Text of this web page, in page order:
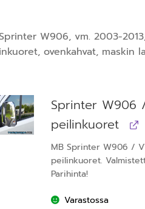
W906, vm. 2003-
ovenkahvat, maskin
Sprinter W906
peilinkuoret
MB Sprinter W906 /
peilinkuoret.
Parihinta!
Varastossa